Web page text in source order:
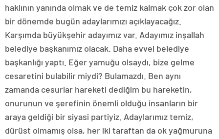
haklının yanında olmak ve de temiz kalmak çok zor olan
bir dönemde bugün adaylarımızı açıklayacağız.
Karşımda büyükşehir adayımız var. Adayımız inşallah
belediye başkanımız olacak. Daha evvel belediye
başkanlığı yaptı. Eğer yamuğu olsaydı, bize gelme
cesaretini bulabilir miydi? Bulamazdı. Ben aynı
zamanda cesurlar hareketi dediğim bu hareketin,
onurunun ve şerefinin önemli olduğu insanların bir
araya geldiği bir siyasi partiyiz. Adaylarımız temiz,
dürüst olmamış olsa, her iki taraftan da ok yağmuruna